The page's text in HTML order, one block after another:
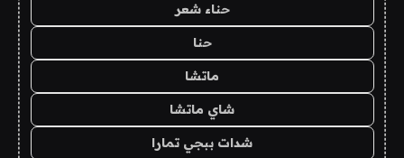
حناء شعر
حنا
ماتشا
شاي ماتشا
شدات ببجي تمارا